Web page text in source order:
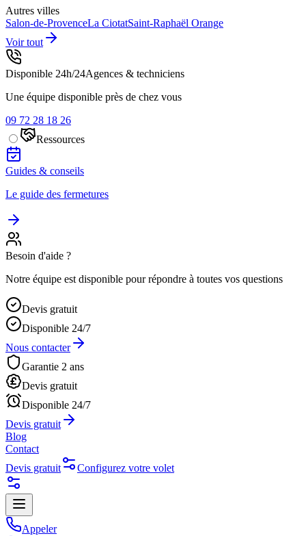
Autres villes
Salon-de-ProvenceLa CiotatSaint-Raphaël Orange
Voir tout
Disponible 24h/24Agences & techniciens
Une équipe disponible près de chez vous
09 72 28 18 26
Ressources
Guides & conseils
Le guide des fermetures
Besoin d'aide ?
Notre équipe est disponible pour répondre à toutes vos questions
Devis gratuit
Disponible 24/7
Nous contacter
Garantie 2 ans
Devis gratuit
Disponible 24/7
Devis gratuit
Blog
Contact
Devis gratuit
Configurez votre volet
Appeler